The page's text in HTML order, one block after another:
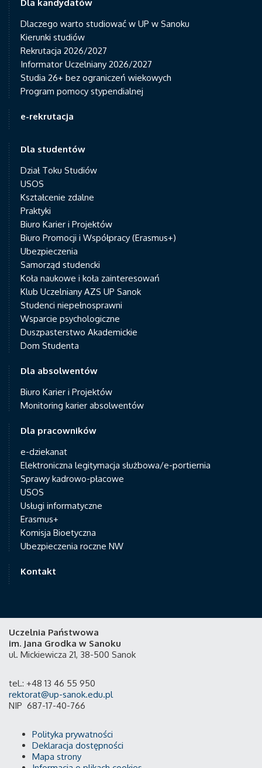
Dla kandydatów
Dlaczego warto studiować w UP w Sanoku
Kierunki studiów
Rekrutacja 2026/2027
Informator Uczelniany 2026/2027
Studia 26+ bez ograniczeń wiekowych
Program pomocy stypendialnej
e-rekrutacja
Dla studentów
Dział Toku Studiów
USOS
Kształcenie zdalne
Praktyki
Biuro Karier i Projektów
Biuro Promocji i Współpracy (Erasmus+)
Ubezpieczenia
Samorząd studencki
Koła naukowe i koła zainteresowań
Klub Uczelniany AZS UP Sanok
Studenci niepełnosprawni
Wsparcie psychologiczne
Duszpasterstwo Akademickie
Dom Studenta
Dla absolwentów
Biuro Karier i Projektów
Monitoring karier absolwentów
Dla pracowników
e-dziekanat
Elektroniczna legitymacja służbowa/e-portiernia
Sprawy kadrowo-płacowe
USOS
Usługi informatyczne
Erasmus+
Komisja Bioetyczna
Ubezpieczenia roczne NW
Kontakt
Uczelnia Państwowa
im. Jana Grodka w Sanoku
ul. Mickiewicza 21, 38-500 Sanok
tel.: +48 13 46 55 950
rektorat@up-sanok.edu.pl
NIP 687-17-40-766
Polityka prywatności
Deklaracja dostępności
Mapa strony